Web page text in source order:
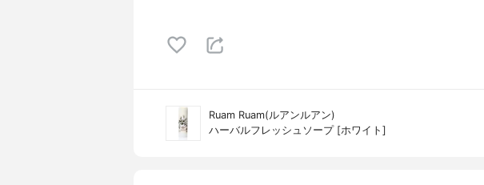
Ruam Ruam(ルアンルアン)
ハーバルフレッシュソープ [ホワイト]